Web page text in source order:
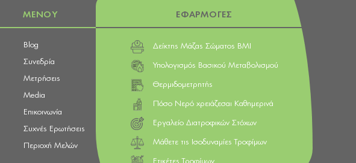
ΜΕΝΟΥ
Blog
Συνεδρία
Μετρήσεις
Media
Επικοινωνία
Συχνές Ερωτήσεις
Περιοχή Μελών
ΕΦΑΡΜΟΓΕΣ
Δείκτης Μάζας Σώματος BMI
Υπολογισμός Βασικού Μεταβολισμού
Θερμιδομετρητής
Πόσο Νερό χρειάζεσαι Καθημερινά
Εργαλείο Διατροφικών Στόχων
Μάθετε τις Ισοδυναμίες Τροφίμων
Ετικέτες Τροφίμων